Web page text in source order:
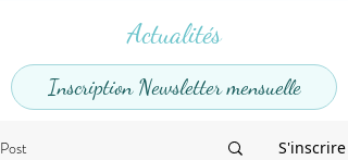
Actualités
Inscription Newsletter mensuelle
Post S'inscrire